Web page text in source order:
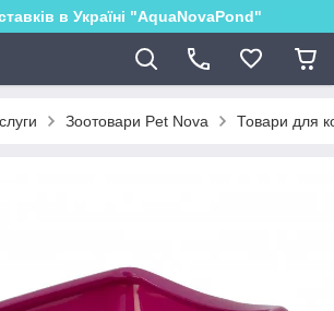
в Україні "AquaNovaPond"
Зоотовари Pet Nova Товари для